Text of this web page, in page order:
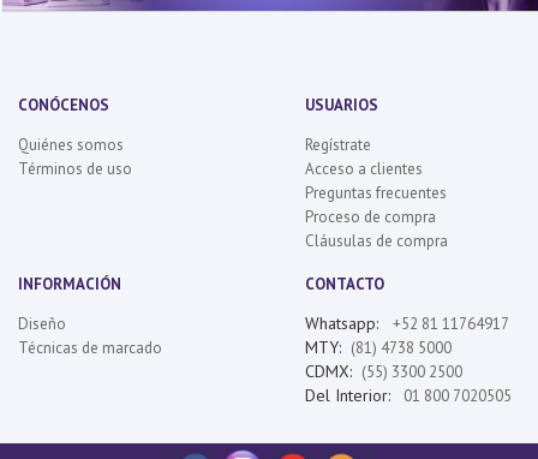
CONÓCENOS
Quiénes somos
Términos de uso
USUARIOS
Regístrate
Acceso a clientes
Preguntas frecuentes
Proceso de compra
Cláusulas de compra
INFORMACIÓN
Diseño
Técnicas de marcado
CONTACTO
Whatsapp: +52 81 11764917
MTY: (81) 4738 5000
CDMX: (55) 3300 2500
Del Interior: 01 800 7020505